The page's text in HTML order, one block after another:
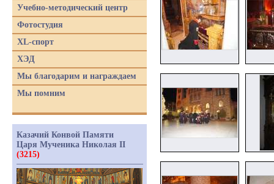
Учебно-методический центр
Фотостудия
XL-спорт
ХЭД
Мы благодарим и награждаем
Мы помним
Казачий Конвой Памяти
Царя Мученика Николая II
(3215)